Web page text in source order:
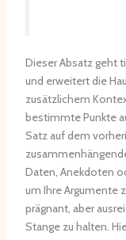
Dieser Absatz geht
und erweitert die
zusätzlichem
bestimmte Punkte
Satz auf dem
Daten, Anekdoten
um Ihre Argumente
prägnant, aber
Stange zu halten.